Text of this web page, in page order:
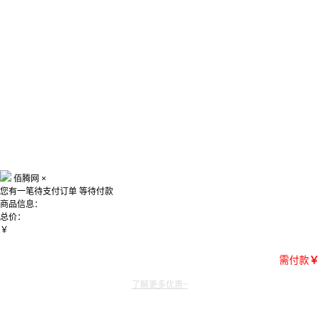
佰腾网 ×
您有一笔待支付订单 等待付款
商品信息：
总价：
￥
需付款￥
了解更多优惠~